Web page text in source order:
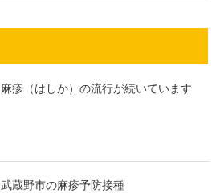
麻疹（はしか）の流行が続いています
武蔵野市の麻疹予防接種